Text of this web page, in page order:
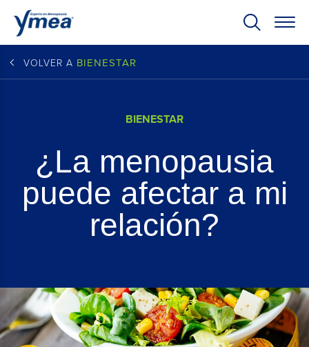
VOLVER A BIENESTAR
BIENESTAR
¿La menopausia
puede afectar a mi
relación?